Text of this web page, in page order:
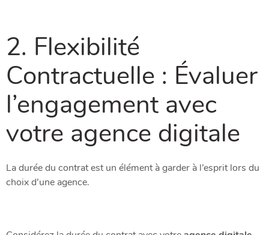
2. Flexibilité
Contractuelle : Évaluer
l’engagement avec
votre agence digitale
La durée du contrat est un élément à garder à l’esprit lors du
choix d’une agence.